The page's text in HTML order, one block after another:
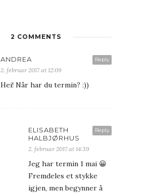
2 COMMENTS
Reply
ANDREA
2. februar 2017 at 12:09
Hei! Når har du termin? :))
Reply
ELISABETH
HALBJØRHUS
2. februar 2017 at 14:39
Jeg har termin 1 mai 😀
Fremdeles et stykke
igjen, men begynner å